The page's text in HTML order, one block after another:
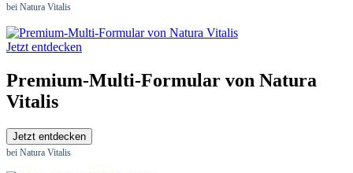
bei Natura Vitalis
Jetzt entdecken
Premium-Multi-Formular von Natura
Vitalis
Jetzt entdecken
bei Natura Vitalis